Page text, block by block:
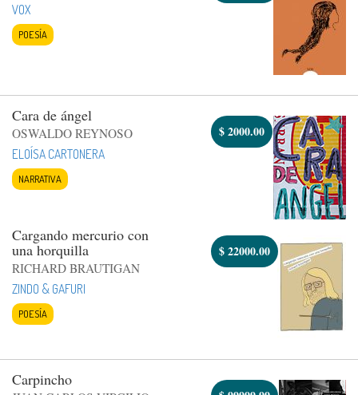
VOX
POESÍA
Cara de ángel
OSWALDO REYNOSO
ELOÍSA CARTONERA
NARRATIVA
$2000.00
Cargando mercurio con
una horquilla
RICHARD BRAUTIGAN
ZINDO & GAFURI
POESÍA
$22000.00
Carpincho